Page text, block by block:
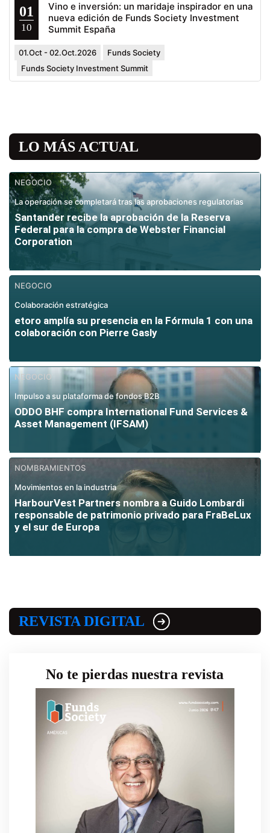
01
10
Vino e inversión: un maridaje inspirador en una
nueva edición de Funds Society Investment
Summit España
01.Oct - 02.Oct.2026
Funds Society
Funds Society Investment Summit
LO MÁS ACTUAL
NEGOCIO
La operación se completará tras las aprobaciones regulatorias
Santander recibe la aprobación de la Reserva
Federal para la compra de Webster Financial
Corporation
NEGOCIO
Colaboración estratégica
etoro amplía su presencia en la Fórmula 1 con una
colaboración con Pierre Gasly
NEGOCIO
Impulso a su plataforma de fondos B2B
ODDO BHF compra International Fund Services &
Asset Management (IFSAM)
NOMBRAMIENTOS
Movimientos en la industria
HarbourVest Partners nombra a Guido Lombardi
responsable de patrimonio privado para FraBeLux
y el sur de Europa
REVISTA DIGITAL
No te pierdas nuestra revista